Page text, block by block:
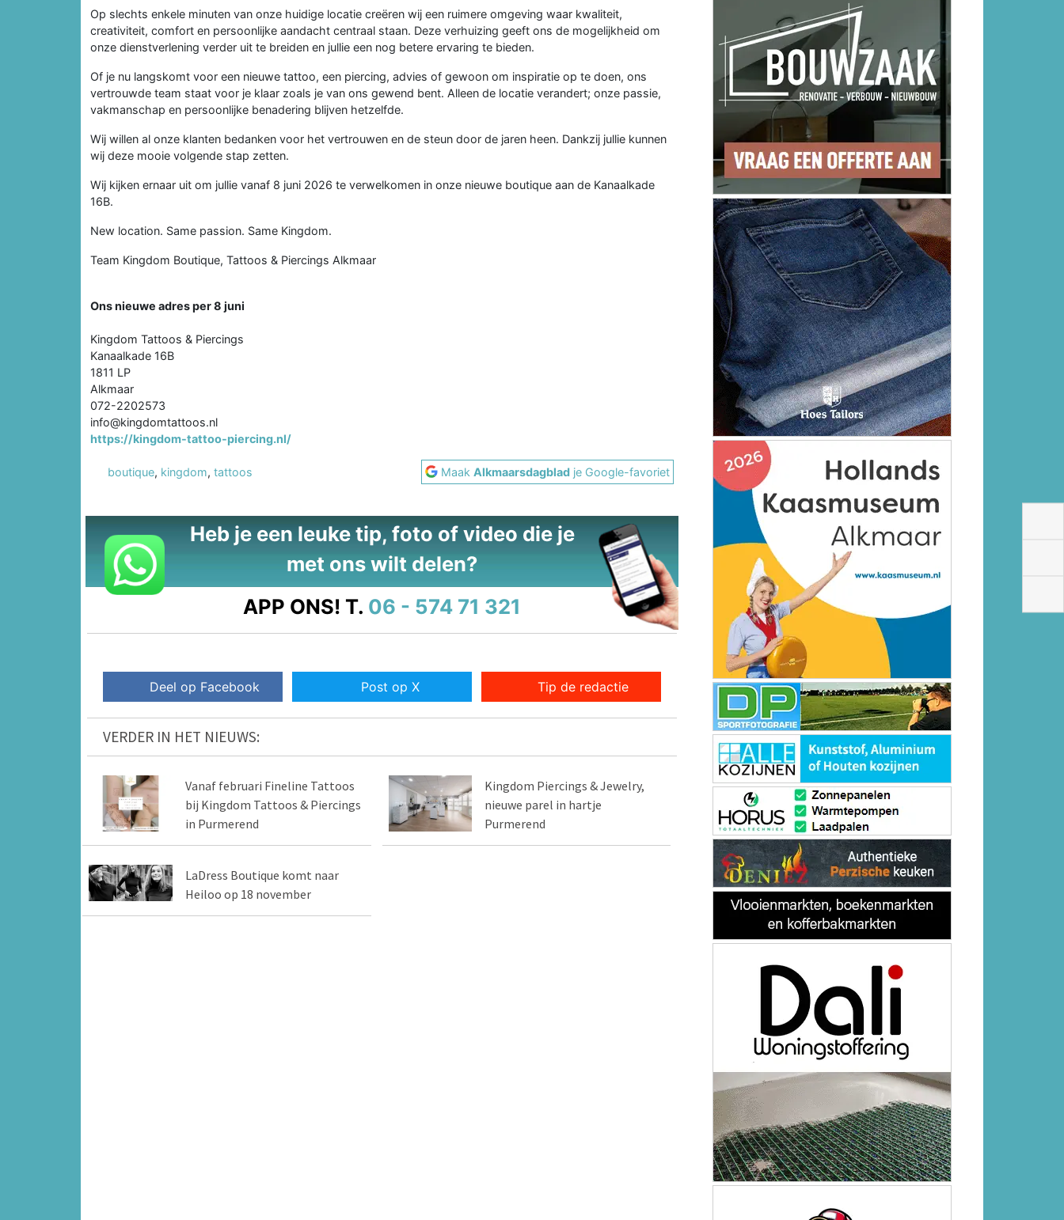
Op slechts enkele minuten van onze huidige locatie creëren wij een ruimere omgeving waar kwaliteit,
creativiteit, comfort en persoonlijke aandacht centraal staan. Deze verhuizing geeft ons de mogelijkheid om
onze dienstverlening verder uit te breiden en jullie een nog betere ervaring te bieden.
Of je nu langskomt voor een nieuwe tattoo, een piercing, advies of gewoon om inspiratie op te doen, ons
vertrouwde team staat voor je klaar zoals je van ons gewend bent. Alleen de locatie verandert; onze passie,
vakmanschap en persoonlijke benadering blijven hetzelfde.
Wij willen al onze klanten bedanken voor het vertrouwen en de steun door de jaren heen. Dankzij jullie kunnen
wij deze mooie volgende stap zetten.
Wij kijken ernaar uit om jullie vanaf 8 juni 2026 te verwelkomen in onze nieuwe boutique aan de Kanaalkade
16B.
New location. Same passion. Same Kingdom.
Team Kingdom Boutique, Tattoos & Piercings Alkmaar
Ons nieuwe adres per 8 juni
Kingdom Tattoos & Piercings
Kanaalkade 16B
1811 LP
Alkmaar
072-2202573
info@kingdomtattoos.nl
https://kingdom-tattoo-piercing.nl/
boutique, kingdom, tattoos MaakAlkmaarsdagblad je Google-favoriet
Heb je een leuke tip, foto of video die je
met ons wilt delen?
APP ONS! T. 06 - 574 71 321
Deel op Facebook Post op X Tip de redactie
VERDER IN HET NIEUWS:
Vanaf februari Fineline Tattoos
bij Kingdom Tattoos & Piercings
in Purmerend
Kingdom Piercings & Jewelry,
nieuwe parel in hartje
Purmerend
LaDress Boutique komt naar
Heiloo op 18 november